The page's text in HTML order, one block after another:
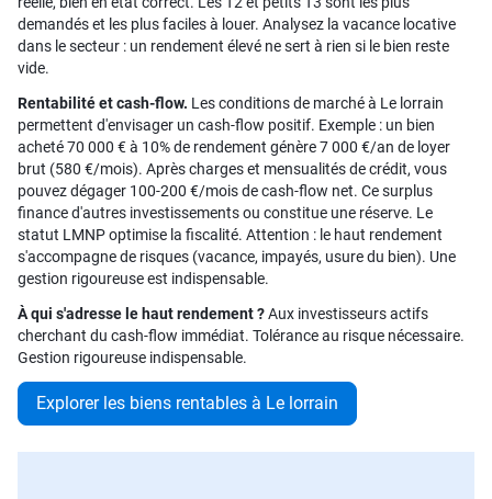
demandés et les plus faciles à louer. Analysez la vacance locative
dans le secteur : un rendement élevé ne sert à rien si le bien reste
vide.
Rentabilité et cash-flow. Les conditions de marché à Le lorrain
permettent d'envisager un cash-flow positif. Exemple : un bien
acheté 70 000 € à 10% de rendement génère 7 000 €/an de loyer
brut (580 €/mois). Après charges et mensualités de crédit, vous
pouvez dégager 100-200 €/mois de cash-flow net. Ce surplus
finance d'autres investissements ou constitue une réserve. Le
statut LMNP optimise la fiscalité. Attention : le haut rendement
s'accompagne de risques (vacance, impayés, usure du bien). Une
gestion rigoureuse est indispensable.
À qui s'adresse le haut rendement ?Aux investisseurs actifs
cherchant du cash-flow immédiat. Tolérance au risque nécessaire.
Gestion rigoureuse indispensable.
Explorer les biens rentables à Le lorrain